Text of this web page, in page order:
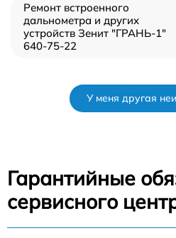
Ремонт встроенного
дальнометра и других
устройств Зенит "ГРАНЬ-1"
640-75-22
У меня другая
Гарантийные
сервисного